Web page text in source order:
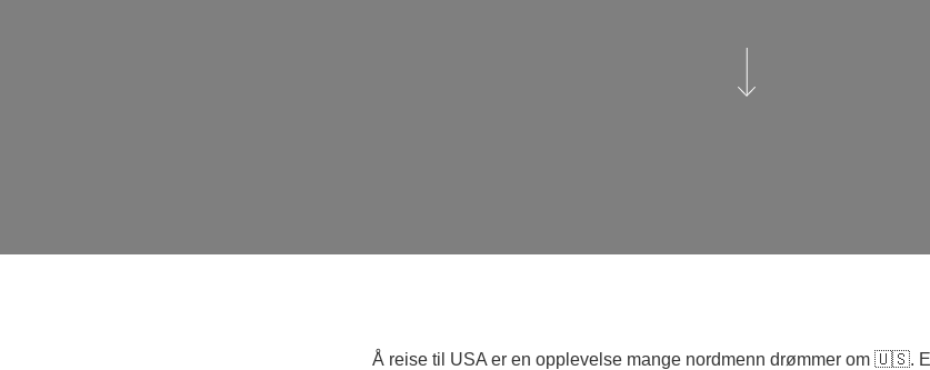
Å reise til USA er en opplevelse mange nordmenn drømmer om 🇺🇸.